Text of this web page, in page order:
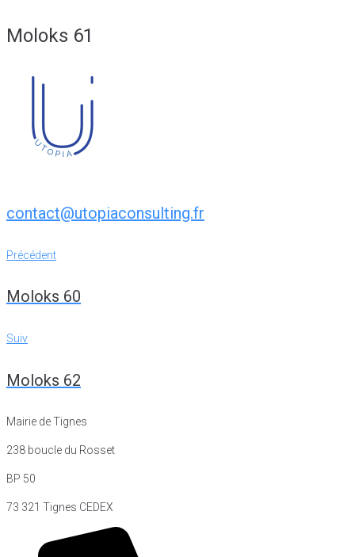
Moloks 61
contact@utopiaconsulting.fr
Navigation
de
l’article
Précédent
Précédent
Moloks 60
Suiv
Suiv
Moloks 62
Mairie de Tignes
238 boucle du Rosset
BP 50
73 321 Tignes CEDEX